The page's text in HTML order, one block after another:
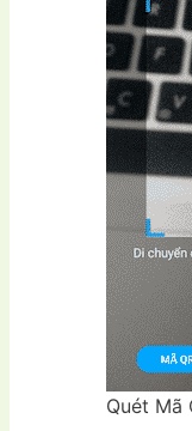
Quét Mã